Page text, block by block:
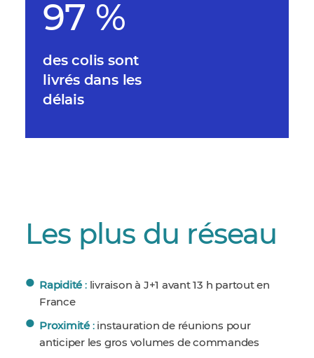
97 %
des colis sont
livrés dans les
délais
Les plus du réseau
Rapidité: livraison à J+1 avant 13 h partout en
France
Proximité: instauration de réunions pour
anticiper les gros volumes de commandes